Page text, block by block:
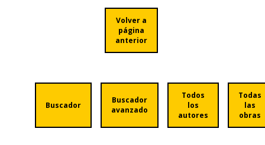
Volver a
página
anterior
Buscador
Buscador
avanzado
Todos
los
autores
Todas
las
obras